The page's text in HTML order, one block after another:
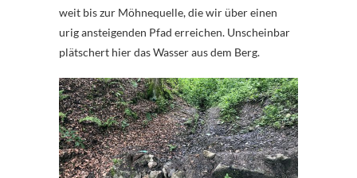
weit bis zur Möhnequelle, die wir über einen
urig ansteigenden Pfad erreichen. Unscheinbar
plätschert hier das Wasser aus dem Berg.